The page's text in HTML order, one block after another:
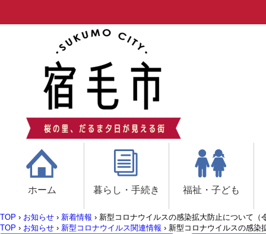
ホーム 暮らし・手続き 福祉・子ども
TOP › お知らせ › 新着情報 › 新型コロナウイルスの感染拡大防止について（
TOP › お知らせ › 新型コロナウイルス関連情報 › 新型コロナウイルスの感染